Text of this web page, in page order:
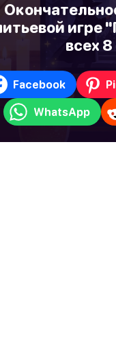
игре
всех
Facebook
WhatsApp